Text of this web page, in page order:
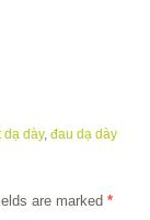
dạ dày, đau dạ dày
are marked *